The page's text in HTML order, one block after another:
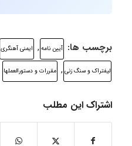
برچسب ها: آیین نامه , ایمنی آهنگری
لیفتراک و سنگ زنی , مقررات و دستورالعملها
اشتراک این مطلب